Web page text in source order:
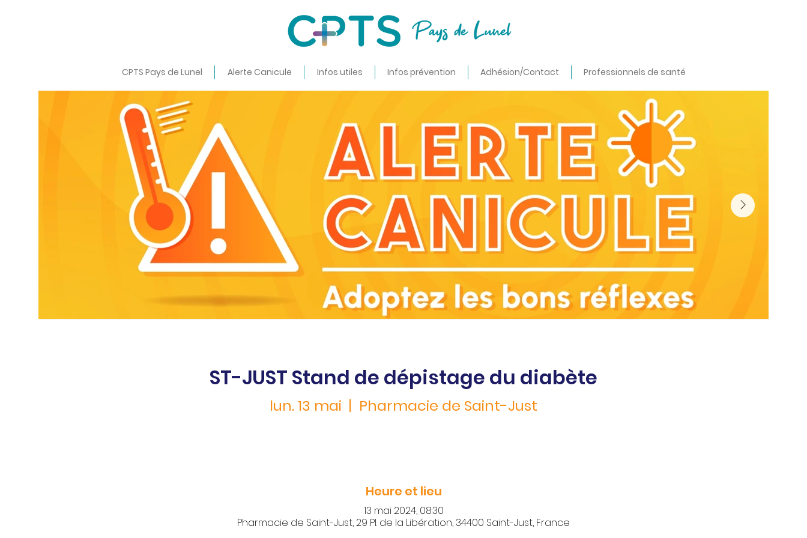
CPTS Pays de Lunel Alerte Canicule Infos utiles Infos prévention Adhésion/Contact Professionnels de santé
ST-JUST Stand de dépistage du diabète
lun. 13 mai
  |
Pharmacie de Saint-Just
Heure et lieu
13 mai 2024, 08:30
Pharmacie de Saint-Just, 29 Pl. de la Libération, 34400 Saint-Just, France